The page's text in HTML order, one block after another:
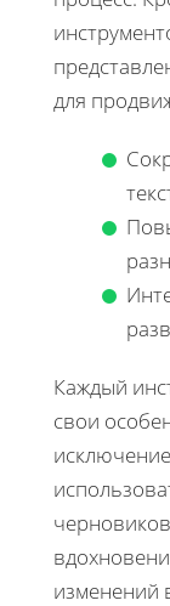
для
Каждый
свои
изменений